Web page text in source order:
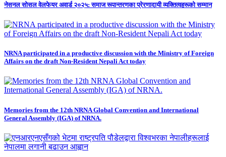
नेसनल सोसल वेलफेयर अवार्ड २०२५: समाज रूपान्तरणका प्रेरणादायी व्यक्तित्वहरूको सम्मान
NRNA participated in a productive discussion with the Ministry of Foreign
Affairs on the draft Non-Resident Nepali Act today
Memories from the 12th NRNA Global Convention and International
General Assembly (IGA) of NRNA.